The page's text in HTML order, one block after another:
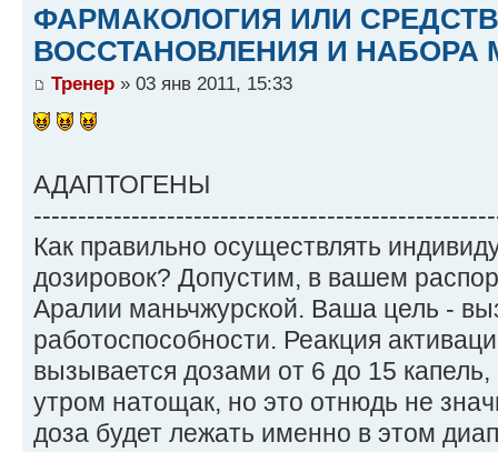
ФАРМАКОЛОГИЯ ИЛИ
ВОССТАНОВЛЕНИЯ И НАБОРА
Тренер » 03 янв 2011, 15:33
АДАПТОГЕНЫ
Как правильно осуществлять
дозировок? Допустим, в вашем
Аралии маньчжурской. Ваша цель -
работоспособности. Реакция
вызывается дозами от 6 до 15
утром натощак, но это отнюдь не
доза будет лежать именно в этом